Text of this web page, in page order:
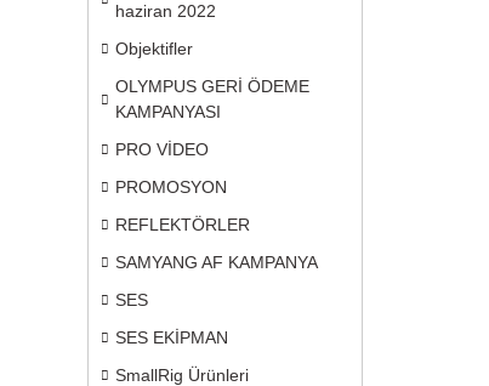
haziran 2022
Objektifler
OLYMPUS GERİ ÖDEME
KAMPANYASI
PRO VİDEO
PROMOSYON
REFLEKTÖRLER
SAMYANG AF KAMPANYA
SES
SES EKİPMAN
SmallRig Ürünleri